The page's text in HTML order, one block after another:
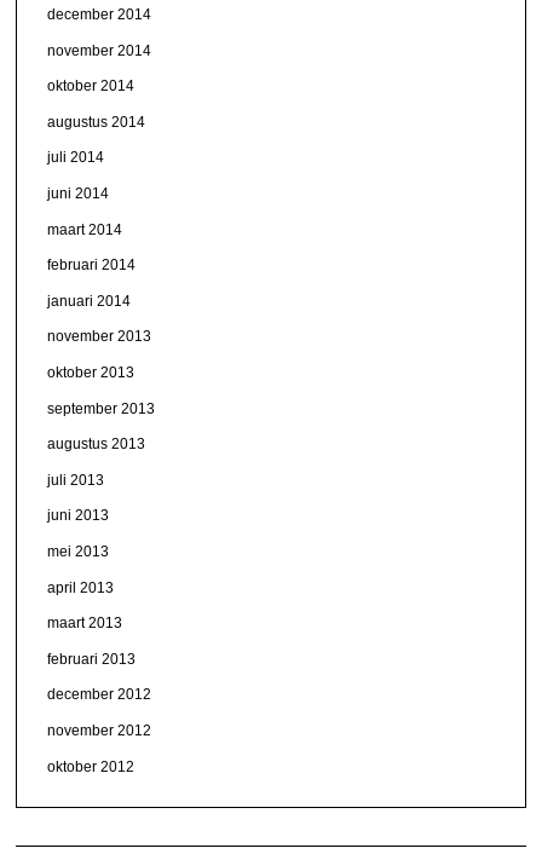
december 2014
november 2014
oktober 2014
augustus 2014
juli 2014
juni 2014
maart 2014
februari 2014
januari 2014
november 2013
oktober 2013
september 2013
augustus 2013
juli 2013
juni 2013
mei 2013
april 2013
maart 2013
februari 2013
december 2012
november 2012
oktober 2012